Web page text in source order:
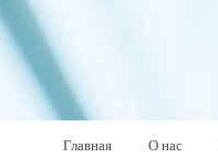
Главная О нас